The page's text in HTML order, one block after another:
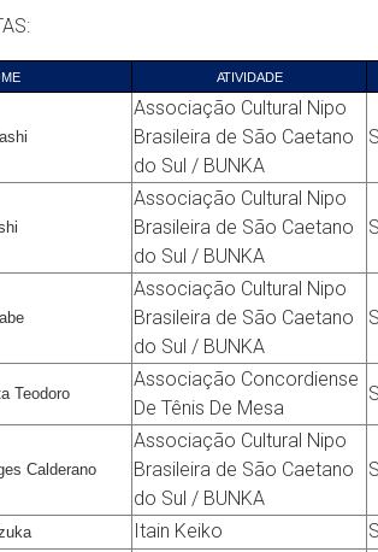
ATIVIDADE
Associação Cultural Nipo
Brasileira de São Caetano
do Sul / BUNKA
Associação Cultural Nipo
Brasileira de São Caetano
do Sul / BUNKA
Associação Cultural Nipo
Brasileira de São Caetano
do Sul / BUNKA
Teodoro
Associação Concordiense
De Tênis De Mesa
Calderano
Associação Cultural Nipo
Brasileira de São Caetano
do Sul / BUNKA
Itain Keiko